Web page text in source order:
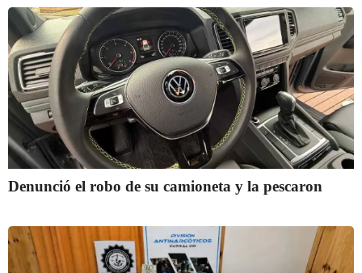
Denunció el robo de su camioneta y la pescaron